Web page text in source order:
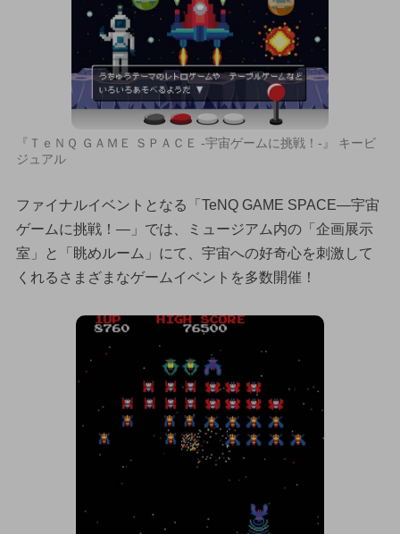
『ＴｅＮＱ ＧＡＭＥ ＳＰＡＣＥ -宇宙ゲームに挑戦！-』 キービ
ジュアル
ファイナルイベントとなる「TeNQ GAME SPACE—宇宙
ゲームに挑戦！—」では、ミュージアム内の「企画展示
室」と「眺めルーム」にて、宇宙への好奇心を刺激して
くれるさまざまなゲームイベントを多数開催！